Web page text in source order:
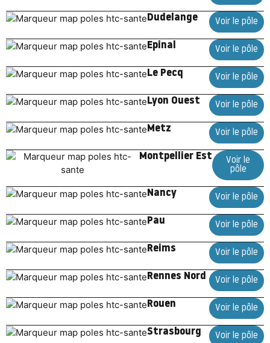
Dudelange Voir le pôle
Epinal Voir le pôle
Le Pecq Voir le pôle
Lyon Ouest Voir le pôle
Metz Voir le pôle
Montpellier Est
Voir le
pôle
Nancy Voir le pôle
Pau Voir le pôle
Reims Voir le pôle
Rennes Nord Voir le pôle
Rouen Voir le pôle
Strasbourg Voir le pôle